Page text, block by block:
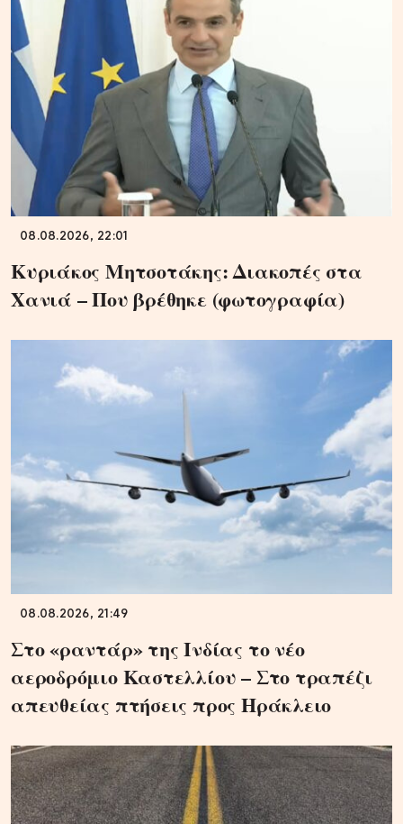
08.08.2026, 22:01
Κυριάκος Μητσοτάκης: Διακοπές στα
Χανιά – Που βρέθηκε (φωτογραφία)
08.08.2026, 21:49
Στο «ραντάρ» της Ινδίας το νέο
αεροδρόμιο Καστελλίου – Στο τραπέζι
απευθείας πτήσεις προς Ηράκλειο